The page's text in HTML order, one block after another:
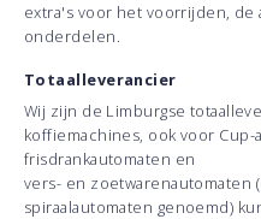
extra's voor het voorrijden,
onderdelen.
Totaalleverancier
Wij zijn de Limburgse
koffiemachines, ook voor Cup-
frisdrankautomaten en
vers- en zoetwarenautomaten
spiraalautomaten genoemd)